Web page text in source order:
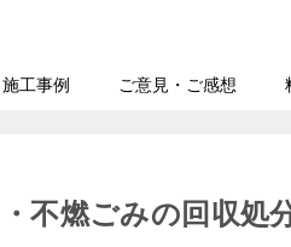
施工事例 ご意見・ご感想
不燃ごみの回収